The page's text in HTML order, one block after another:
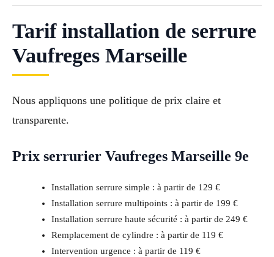
Tarif installation de serrure
Vaufreges Marseille
Nous appliquons une politique de prix claire et
transparente.
Prix serrurier Vaufreges Marseille 9e
Installation serrure simple : à partir de 129 €
Installation serrure multipoints : à partir de 199 €
Installation serrure haute sécurité : à partir de 249 €
Remplacement de cylindre : à partir de 119 €
Intervention urgence : à partir de 119 €